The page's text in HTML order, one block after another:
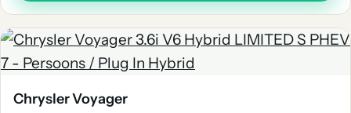
Chrysler Voyager